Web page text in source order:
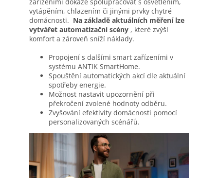
vytápěním, chlazením či jinými prvky chytré
domácnosti. Na základě aktuálních měření lze
vytvářet automatizační scény , které zvýší
komfort a zároveň sníží náklady.
Propojení s dalšími smart zařízeními v
systému ANTIK SmartHome.
Spouštění automatických akcí dle aktuální
spotřeby energie.
Možnost nastavit upozornění při
překročení zvolené hodnoty odběru.
Zvyšování efektivity domácnosti pomocí
personalizovaných scénářů.